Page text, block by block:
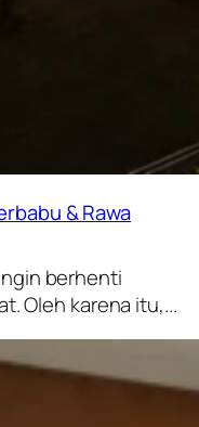
& Rawa
berhenti
Oleh karena itu,...